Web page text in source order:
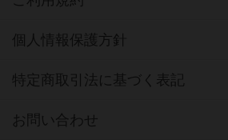
個人情報保護方針
特定商取引法に基づく表記
お問い合わせ